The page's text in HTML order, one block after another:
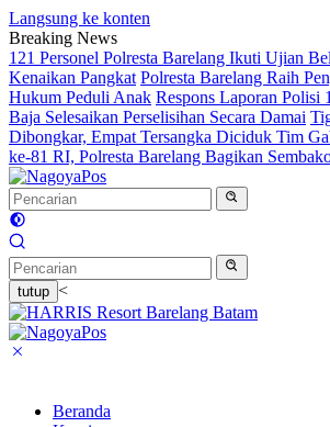
Langsung ke konten
Breaking News
121 Personel Polresta Barelang Ikuti Ujian
Kenaikan Pangkat Polresta Barelang Raih
Hukum Peduli Anak Respons Laporan Polisi
Baja Selesaikan Perselisihan Secara Damai
Dibongkar, Empat Tersangka Diciduk Tim
ke-81 RI, Polresta Barelang Bagikan
tutup <
Beranda